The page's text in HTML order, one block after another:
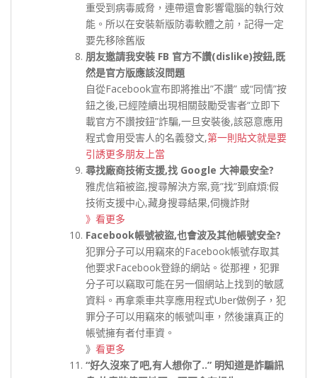
重受到病毒威脅，連帶還會影響電腦的執行效
能。所以在安裝新版防毒軟體之前，記得一定
要先移除舊版
朋友邀請我安裝 FB 官方不讚(dislike)按鈕,既
然是官方版應該沒問題
自從Facebook宣布即將推出”不讚” 或“同情”按
鈕之後,已經陸續出現相關鼓勵受害者“立即下
載官方不讚按鈕”詐騙,一旦安裝後,該惡意應用
程式會用受害人的名義發文,第一則貼文就是要
引誘更多朋友上當
尋找廠商技術支援,找 Google 大神最安全?
雅虎信箱被盜,搜尋解決方案,竟”找”到麻煩:假
技術支援中心,藏身搜尋結果,伺機詐財
》看更多
Facebook帳號被盜,也會波及其他帳號安全?
犯罪分子可以用竊來的Facebook帳號存取其
他要求Facebook登錄的網站。從那裡，犯罪
分子可以竊取可能在另一個網站上找到的敏感
資料。再拿乘車共享應用程式Uber做例子，犯
罪分子可以用竊來的帳號叫車，然後讓真正的
帳號擁有者付車資。
》 看更多
“好久沒來了吧,有人想你了..” 明知道是詐騙訊